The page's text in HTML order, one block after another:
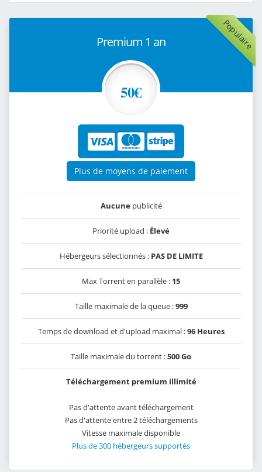
Populaire
Premium 1 an
50€
Plus de moyens de paiement
Aucunepublicité
Priorité upload : Élevé
Hébergeurs sélectionnés : PAS DE LIMITE
Max Torrent en parallèle : 15
Taille maximale de la queue :999
Temps de download et d'upload maximal :96 Heures
Taille maximale du torrent :500 Go
Téléchargement premium illimité
Pas d'attente avant téléchargement
Pas d'attente entre 2 téléchargements
Vitesse maximale disponible
Plus de 300 hébergeurs supportés